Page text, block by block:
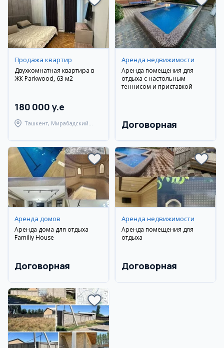
Продажа квартир
Двухкомнатная квартира в
ЖК Parkwood, 63 м2
180 000 y.e
Ташкент, Мирабадский
Аренда недвижимости
Аренда помещения для
отдыха с настольным
теннисом и приставкой
Договорная
Аренда домов
Аренда дома для отдыха
Familiy House
Договорная
Аренда недвижимости
Аренда помещения для
отдыха
Договорная